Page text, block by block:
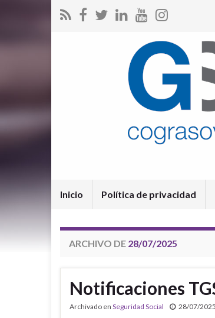
Inicio Política de privacidad
ARCHIVO DE 28/07/2025
Notificaciones
Archivado en Seguridad Social 28/07/2025